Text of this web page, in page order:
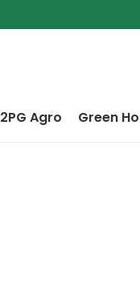
2PG Agro Green